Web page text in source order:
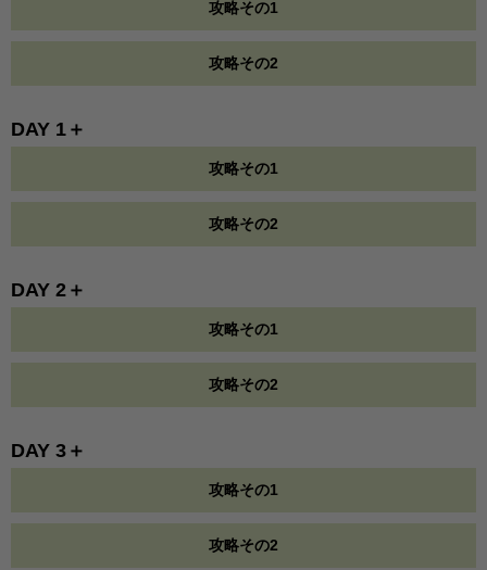
攻略その1
攻略その2
DAY 1＋
攻略その1
攻略その2
DAY 2＋
攻略その1
攻略その2
DAY 3＋
攻略その1
攻略その2